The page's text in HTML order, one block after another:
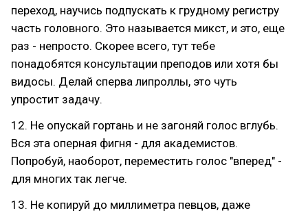
переход, научись подпускать к грудному регистру
часть головного. Это называется микст, и это, еще
раз - непросто. Скорее всего, тут тебе
понадобятся консультации преподов или хотя бы
видосы. Делай сперва липроллы, это чуть
упростит задачу.
12. Не опускай гортань и не загоняй голос вглубь.
Вся эта оперная фигня - для академистов.
Попробуй, наоборот, переместить голос "вперед" -
для многих так легче.
13. Не копируй до миллиметра певцов, даже